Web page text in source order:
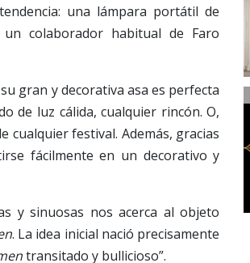
una lámpara portátil de
colaborador habitual de Faro
gran y decorativa asa es perfecta
de luz cálida, cualquier rincón. O,
cualquier festival. Además, gracias
fácilmente en un decorativo y
y sinuosas nos acerca al objeto
. La idea inicial nació precisamente
transitado y bullicioso”.